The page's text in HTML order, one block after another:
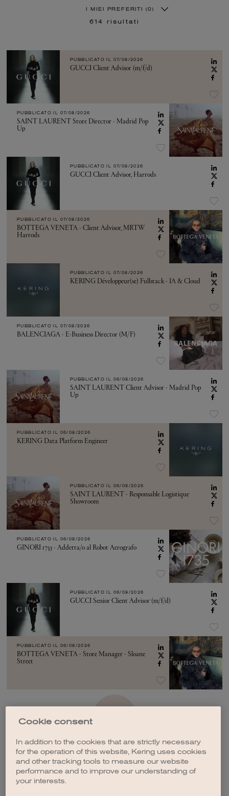
I MIEI PREFERITI (0)
614 risultati
PUBBLICATO IL 07/08/2026
GUCCI Client Advisor (m/f/d)
PUBBLICATO IL 07/08/2026
SAINT LAURENT Store Director - Madrid Pop
Up
PUBBLICATO IL 07/08/2026
GUCCI Client Advisor, Harrods
PUBBLICATO IL 07/08/2026
BOTTEGA VENETA - Client Advisor, MRTW
Harrods
PUBBLICATO IL 07/08/2026
KERING Développeur(se) Fullstack - IA & Cloud
PUBBLICATO IL 07/08/2026
BALENCIAGA - E-Business Director (M/F)
PUBBLICATO IL 06/08/2026
SAINT LAURENT Client Advisor - Madrid Pop
Up
PUBBLICATO IL 06/08/2026
KERING Data Platform Engineer
PUBBLICATO IL 06/08/2026
SAINT LAURENT - Responsable Logistique
Showroom
PUBBLICATO IL 06/08/2026
GINORI 1735 - Addetta/o al Robot Aerografo
PUBBLICATO IL 06/08/2026
GUCCI Senior Client Advisor (m/f/d)
PUBBLICATO IL 06/08/2026
BOTTEGA VENETA - Store Manager - Sloane
Street
Cookie consent
In addition to the cookies that are strictly necessary
for the operation of this website, Kering uses cookies
and other tracking tools to measure our website
performance and to improve our understanding of
your interests.